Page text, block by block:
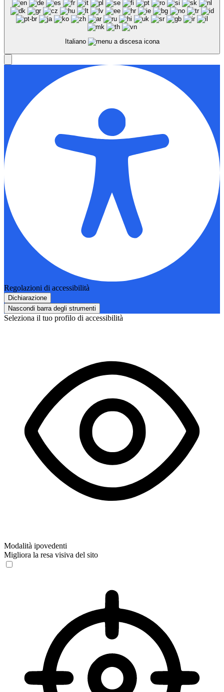
Italiano
Regolazioni di accessibilità
Dichiarazione
Nascondi barra degli strumenti
Seleziona il tuo profilo di accessibilità
Modalità ipovedenti
Migliora la resa visiva del sito